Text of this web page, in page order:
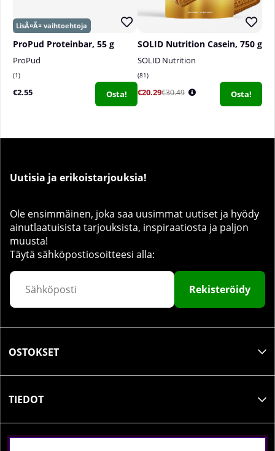
ProPud Proteinbar, 55 g
ProPud
1
€2.55 Osta!
SOLID Nutrition Casein, 750 g
SOLID Nutrition
81
€20.29€30.49 Osta!
Uutisia ja erikoistarjouksia!
Ole ensimmäinen, joka saa uusimmat uutiset ja hyödy
ainutlaatuisista tarjouksista, inspiraatiosta ja paljon
muusta!
Täytä sähköpostiosoitteesi alla:
Rekisteröidy
OSTOKSET
TIEDOT